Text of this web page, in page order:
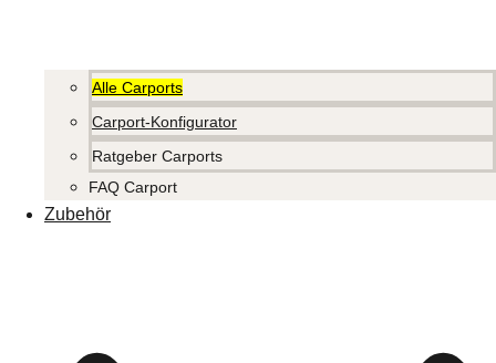
Alle Carports
Carport-Konfigurator
Ratgeber Carports
FAQ Carport
Zubehör